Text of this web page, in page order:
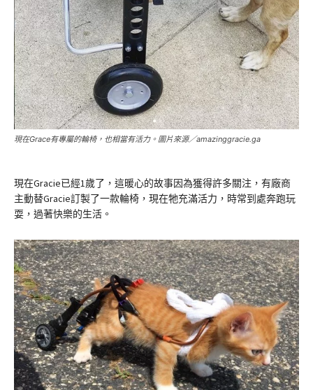
現在Grace有專屬的輪椅，也相當有活力。圖片來源／amazinggracie.ga
現在Gracie已經1歲了，這暖心的故事因為獲得許多關注，有廠商
主動替Gracie訂製了一款輪椅，現在牠充滿活力，時常到處奔跑玩
耍，過著快樂的生活。